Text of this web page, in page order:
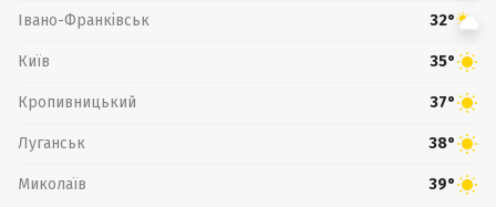
Івано-Франківськ 32°
Київ 35°
Кропивницький 37°
Луганськ 38°
Миколаїв 39°